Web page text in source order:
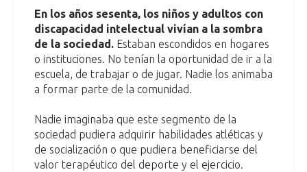
En los años sesenta, los niños y adultos con
discapacidad intelectual vivían a la sombra
de la sociedad. Estaban escondidos en hogares
o instituciones. No tenían la oportunidad de ir a la
escuela, de trabajar o de jugar. Nadie los animaba
a formar parte de la comunidad.
Nadie imaginaba que este segmento de la
sociedad pudiera adquirir habilidades atléticas y
de socialización o que pudiera beneficiarse del
valor terapéutico del deporte y el ejercicio.